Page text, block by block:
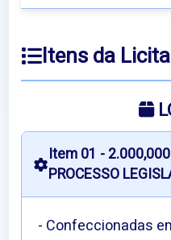
Itens da
Item 01 - 2.000,000
PROCESSO
- Confeccionadas